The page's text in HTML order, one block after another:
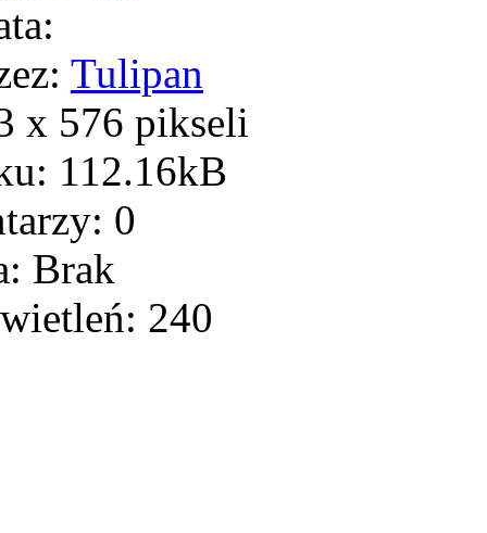
Tulipan
x 576 pikseli
112.16kB
0
Brak
240